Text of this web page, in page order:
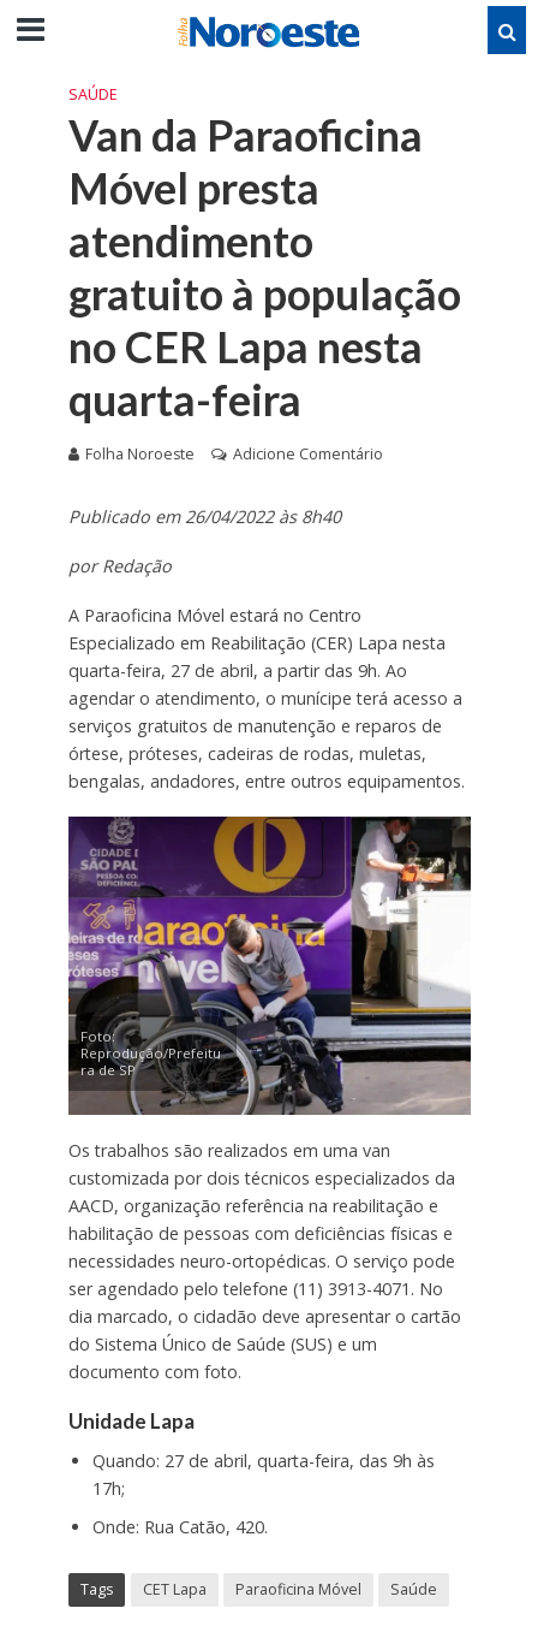
SAÚDE
Van da Paraoficina
Móvel presta
atendimento
gratuito à população
no CER Lapa nesta
quarta-feira
Folha Noroeste Adicione Comentário
Publicado em 26/04/2022 às 8h40
por Redação
A Paraoficina Móvel estará no Centro
Especializado em Reabilitação (CER) Lapa nesta
quarta-feira, 27 de abril, a partir das 9h. Ao
agendar o atendimento, o munícipe terá acesso a
serviços gratuitos de manutenção e reparos de
órtese, próteses, cadeiras de rodas, muletas,
bengalas, andadores, entre outros equipamentos.
Foto:
Reprodução/Prefeitu
ra de SP
Os trabalhos são realizados em uma van
customizada por dois técnicos especializados da
AACD, organização referência na reabilitação e
habilitação de pessoas com deficiências físicas e
necessidades neuro-ortopédicas. O serviço pode
ser agendado pelo telefone (11) 3913-4071. No
dia marcado, o cidadão deve apresentar o cartão
do Sistema Único de Saúde (SUS) e um
documento com foto.
Unidade Lapa
Quando: 27 de abril, quarta-feira, das 9h às
17h;
Onde: Rua Catão, 420.
Tags CET Lapa Paraoficina Móvel Saúde